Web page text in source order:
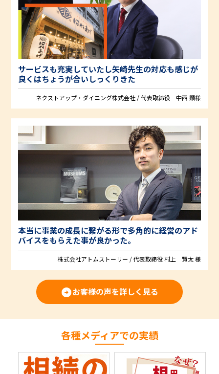
サービスも充実していたし矢崎先生の対応も感じが
良くはちょうが合いしっくりきた
ネクストアップ・ダイニング株式会社 / 代表取締役 中西 顕様
本当に事業の成長に繋がる形で多角的に経営のアド
バイスをもらえた事が良かった。
株式会社アトムストーリー / 代表取締役 村上 賢太 様
arrow_circle_rightお客様の声を詳しく見る
各種メディアでの実績